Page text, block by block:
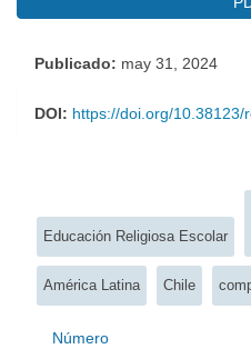
Publicado: may 31, 2024
DOI: https://doi.org/10.38123/
Educación Religiosa Escolar
América Latina Chile
Número